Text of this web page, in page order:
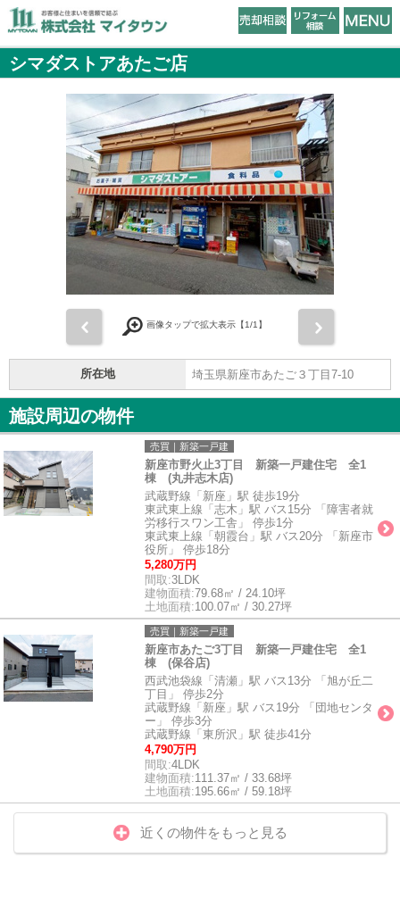
シマダストアあたご店
画像タップで拡大表示【1/1】
所在地 埼玉県新座市あたご３丁目7-10
施設周辺の物件
売買｜新築一戸建
新座市野火止3丁目 新築一戸建住宅 全1
棟 (丸井志木店)
武蔵野線「新座」駅 徒歩19分
東武東上線「志木」駅 バス15分 「障害者就
労移行スワン工舎」 停歩1分
東武東上線「朝霞台」駅 バス20分 「新座市
役所」 停歩18分
5,280万円
間取:3LDK
建物面積:79.68㎡ / 24.10坪
土地面積:100.07㎡ / 30.27坪
売買｜新築一戸建
新座市あたご3丁目 新築一戸建住宅 全1
棟 (保谷店)
西武池袋線「清瀬」駅 バス13分 「旭が丘二
丁目」 停歩2分
武蔵野線「新座」駅 バス19分 「団地センタ
ー」 停歩3分
武蔵野線「東所沢」駅 徒歩41分
4,790万円
間取:4LDK
建物面積:111.37㎡ / 33.68坪
土地面積:195.66㎡ / 59.18坪
近くの物件をもっと見る